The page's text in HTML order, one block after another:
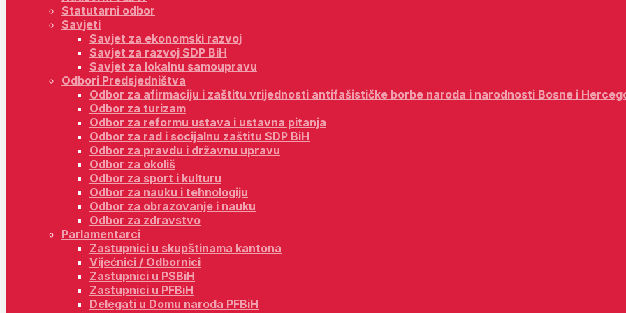
Statutarni odbor
Savjeti
Savjet za ekonomski razvoj
Savjet za razvoj SDP BiH
Savjet za lokalnu samoupravu
Odbori Predsjedništva
Odbor za afirmaciju i zaštitu vrijednosti antifašističke borbe naroda i narodnosti Bosne i
Odbor za turizam
Odbor za reformu ustava i ustavna pitanja
Odbor za rad i socijalnu zaštitu SDP BiH
Odbor za pravdu i državnu upravu
Odbor za okoliš
Odbor za sport i kulturu
Odbor za nauku i tehnologiju
Odbor za obrazovanje i nauku
Odbor za zdravstvo
Parlamentarci
Zastupnici u skupštinama kantona
Vijećnici / Odbornici
Zastupnici u PSBiH
Zastupnici u PFBiH
Delegati u Domu naroda PFBiH